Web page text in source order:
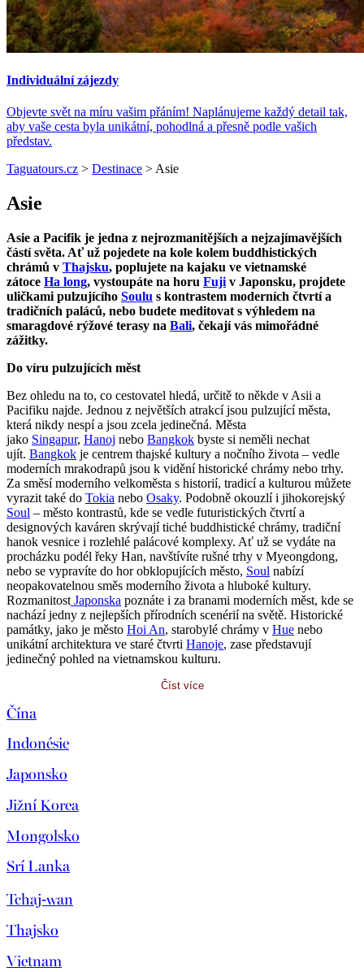
Individuální zájezdy
Objevte svět na míru vašim přáním! Naplánujeme každý detail tak,
aby vaše cesta byla unikátní, pohodlná a přesně podle vašich
představ.
Taguatours.cz > Destinace > Asie
Asie
Asie a Pacifik je jedna z nejrozmanitějších a nejzajímavějších
částí světa. Ať už pojedete na kole kolem buddhistických
chrámů v Thajsku, poplujete na kajaku ve vietnamské
zátoce Ha long, vystoupáte na horu Fuji v Japonsku, projdete
uličkami pulzujícího Soulu s kontrastem moderních čtvrtí a
tradičních paláců, nebo budete meditovat s výhledem na
smaragdové rýžové terasy na Bali, čekají vás mimořádné
zážitky.
Do víru pulzujících měst
Bez ohledu na to, co cestovatel hledá, určitě to někde v Asii a
Pacifiku najde. Jednou z největších atrakcí jsou pulzující města,
která nikdy nespí a jsou zcela jedinečná. Města
jako Singapur, Hanoj nebo Bangkok byste si neměli nechat
ujít. Bangkok je centrem thajské kultury a nočního života – vedle
moderních mrakodrapů jsou k vidění historické chrámy nebo trhy.
Za směsí moderního velkoměsta s historií, tradicí a kulturou můžete
vyrazit také do Tokia nebo Osaky. Podobně okouzlí i jihokorejský
Soul – město kontrastů, kde se vedle futuristických čtvrtí a
designových kaváren skrývají tiché buddhistické chrámy, tradiční
hanok vesnice i rozlehlé palácové komplexy. Ať už se vydáte na
procházku podél řeky Han, navštívíte rušné trhy v Myeongdong,
nebo se vypravíte do hor obklopujících město, Soul nabízí
neopakovatelnou směs moderního života a hluboké kultury.
Rozmanitost Japonska poznáte i za branami moderních měst, kde se
nachází jedny z nejlepších přírodních scenérií na světě. Historické
památky, jako je město Hoi An, starobylé chrámy v Hue nebo
unikátní architektura ve staré čtvrti Hanoje, zase představují
jedinečný pohled na vietnamskou kulturu.
Číst více
Čína
Indonésie
Japonsko
Jižní Korea
Mongolsko
Srí Lanka
Tchaj-wan
Thajsko
Vietnam